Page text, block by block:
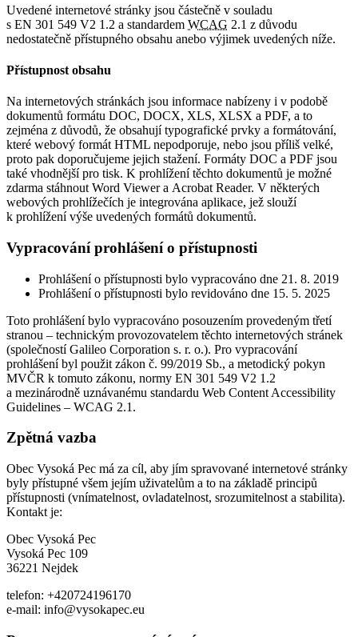
Uvedené internetové stránky jsou částečně v souladu
s EN 301 549 V2 1.2 a standardem WCAG 2.1 z důvodu
nedostatečně přístupného obsahu anebo výjimek uvedených níže.
Přístupnost obsahu
Na internetových stránkách jsou informace nabízeny i v podobě
dokumentů formátu DOC, DOCX, XLS, XLSX a PDF, a to
zejména z důvodů, že obsahují typografické prvky a formátování,
které webový formát HTML nepodporuje, nebo jsou příliš velké,
proto pak doporučujeme jejich stažení. Formáty DOC a PDF jsou
také vhodnější pro tisk. K prohlížení těchto dokumentů je možné
zdarma stáhnout Word Viewer a Acrobat Reader. V některých
webových prohlížečích je integrována aplikace, jež slouží
k prohlížení výše uvedených formátů dokumentů.
Vypracování prohlášení o přístupnosti
Prohlášení o přístupnosti bylo vypracováno dne 21. 8. 2019
Prohlášení o přístupnosti bylo revidováno dne 15. 5. 2025
Toto prohlášení bylo vypracováno posouzením provedeným třetí
stranou – technickým provozovatelem těchto internetových stránek
(společností Galileo Corporation s. r. o.). Pro vypracování
prohlášení byl použit zákon č. 99/2019 Sb., a metodický pokyn
MVČR k tomuto zákonu, normy EN 301 549 V2 1.2
a mezinárodně uznávanému standardu Web Content Accessibility
Guidelines – WCAG 2.1.
Zpětná vazba
Obec Vysoká Pec má za cíl, aby jím spravované internetové stránky
byly přístupné všem jejím uživatelům a to na základě principů
přístupnosti (vnímatelnost, ovladatelnost, srozumitelnost a stabilita).
Kontakt je:
Obec Vysoká Pec
Vysoká Pec 109
36221 Nejdek
telefon: +420724196170
e-mail: info@vysokapec.eu